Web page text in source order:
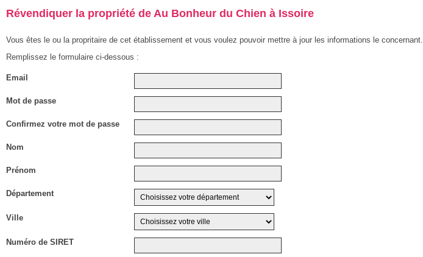
Révendiquer la propriété de Au Bonheur du Chien à Issoire
Vous êtes le ou la propritaire de cet établissement et vous voulez pouvoir mettre à jour les informations le concernant.
Remplissez le formulaire ci-dessous :
Email
Mot de passe
Confirmez votre mot de passe
Nom
Prénom
Département
Ville
Numéro de SIRET